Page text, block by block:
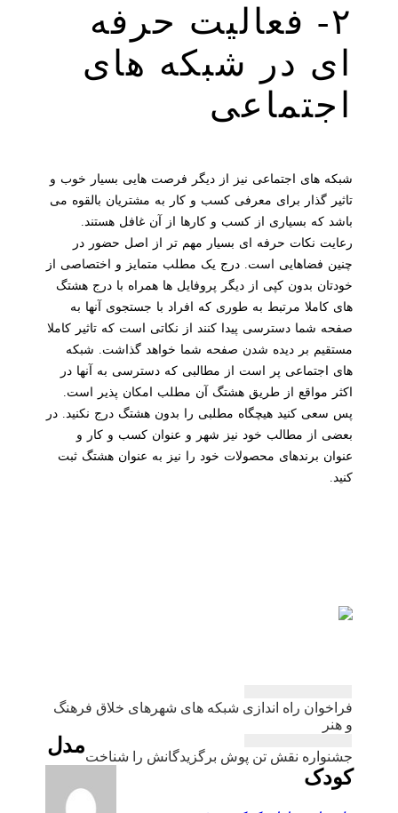
۲- فعالیت حرفه
ای در شبکه های
اجتماعی
شبکه های اجتماعی نیز از دیگر فرصت هایی بسیار خوب و
تاثیر گذار برای معرفی کسب و کار به مشتریان بالقوه می
باشد که بسیاری از کسب و کارها از آن غافل هستند.
رعایت نکات حرفه ای بسیار مهم تر از اصل حضور در
چنین فضاهایی است. درج یک مطلب متمایز و اختصاصی از
خودتان بدون کپی از دیگر پروفایل ها همراه با درج هشتگ
های کاملا مرتبط به طوری که افراد با جستجوی آنها به
صفحه شما دسترسی پیدا کنند از نکاتی است که تاثیر کاملا
مستقیم بر دیده شدن صفحه شما خواهد گذاشت. شبکه
های اجتماعی پر است از مطالبی که دسترسی به آنها در
اکثر مواقع از طریق هشتگ آن مطلب امکان پذیر است.
پس سعی کنید هیچگاه مطلبی را بدون هشتگ درج نکنید. در
بعضی از مطالب خود نیز شهر و عنوان کسب و کار و
عنوان برندهای محصولات خود را نیز به عنوان هشتگ ثبت
راهبری
نوشته
فراخوان راه اندازی شبكه های شهرهای خلاق فرهنگ
و هنر
جشنواره نقش تن پوش برگزیدگانش را شناختمدل
کودک